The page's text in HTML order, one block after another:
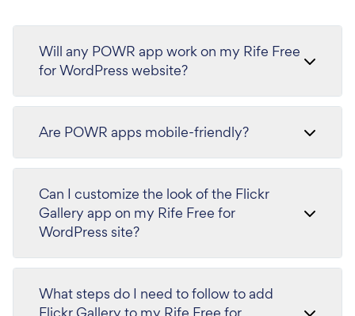
Will any POWR app work on my Rife Free
for WordPress website?
Are POWR apps mobile-friendly?
Can I customize the look of the Flickr
Gallery app on my Rife Free for
WordPress site?
What steps do I need to follow to add